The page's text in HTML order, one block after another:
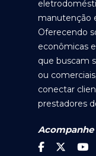
manutenção
Oferecendo
econômicas
que buscam
ou
conectar
prestadores
Acompanhe